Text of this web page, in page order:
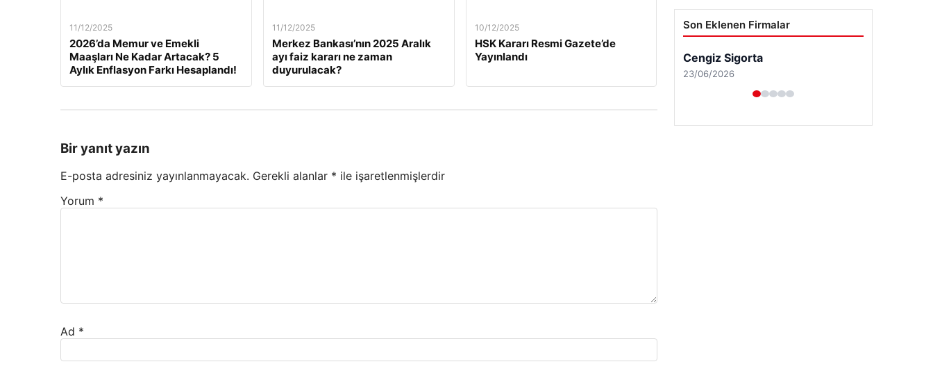
11/12/2025
2026’da Memur ve Emekli
Maaşları Ne Kadar Artacak? 5
Aylık Enflasyon Farkı Hesaplandı!
11/12/2025
Merkez Bankası’nın 2025 Aralık
ayı faiz kararı ne zaman
duyurulacak?
10/12/2025
HSK Kararı Resmi Gazete’de
Yayınlandı
Bir yanıt yazın
E-posta adresiniz yayınlanmayacak. Gerekli alanlar * ile işaretlenmişlerdir
Yorum *
Ad *
Son Eklenen Firmalar